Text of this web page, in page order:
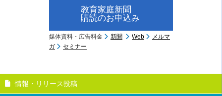
教育家庭新聞
購読のお申込み
媒体資料・広告料金 新聞 Web
メルマ
ガ
セミナー
情報・リリース投稿